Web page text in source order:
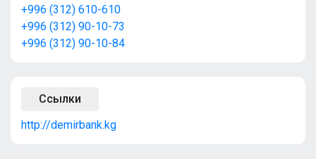
+996 (312) 610-610
+996 (312) 90-10-73
+996 (312) 90-10-84
Ссылки
http://demirbank.kg